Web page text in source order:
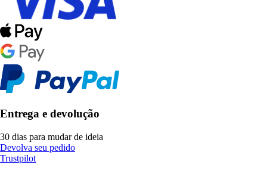
Entrega e devolução
30 dias para mudar de ideia
Devolva seu pedido
Trustpilot